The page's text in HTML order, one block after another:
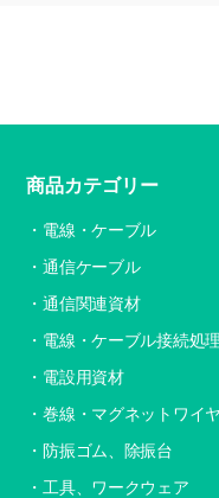
商品カテゴリー
電線・ケーブル
通信ケーブル
通信関連資材
電線・ケーブル接続処
電設用資材
巻線・マグネットワイヤ
防振ゴム、除振台
工具、ワークウェア